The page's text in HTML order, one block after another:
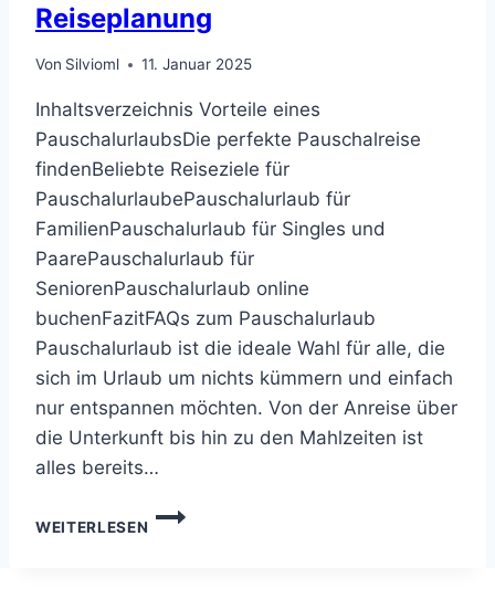
Reiseplanung
Von Silvioml 11. Januar 2025
Inhaltsverzeichnis Vorteile eines
PauschalurlaubsDie perfekte Pauschalreise
findenBeliebte Reiseziele für
PauschalurlaubePauschalurlaub für
FamilienPauschalurlaub für Singles und
PaarePauschalurlaub für
SeniorenPauschalurlaub online
buchenFazitFAQs zum Pauschalurlaub
Pauschalurlaub ist die ideale Wahl für alle, die
sich im Urlaub um nichts kümmern und einfach
nur entspannen möchten. Von der Anreise über
die Unterkunft bis hin zu den Mahlzeiten ist
alles bereits…
WEITERLESEN
PAUSCHALURLAUB: